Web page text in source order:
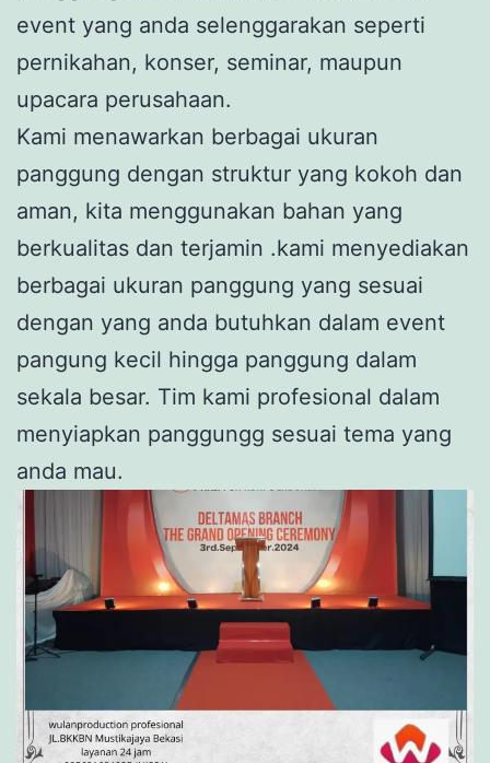
event yang anda selenggarakan seperti
pernikahan, konser, seminar, maupun
upacara perusahaan.
Kami menawarkan berbagai ukuran
panggung dengan struktur yang kokoh dan
aman, kita menggunakan bahan yang
berkualitas dan terjamin .kami menyediakan
berbagai ukuran panggung yang sesuai
dengan yang anda butuhkan dalam event
pangung kecil hingga panggung dalam
sekala besar. Tim kami profesional dalam
menyiapkan panggungg sesuai tema yang
anda mau.